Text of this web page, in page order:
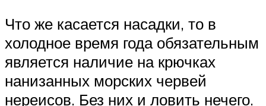
Что же касается насадки, то в
холодное время года обязательным
является наличие на крючках
нанизанных морских червей
нереисов. Без них и ловить нечего.